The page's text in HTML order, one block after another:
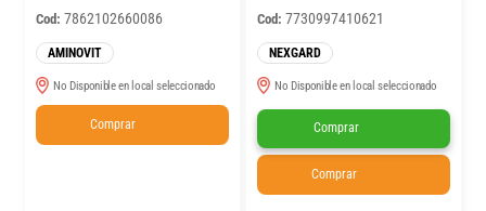
Cod: 7862102660086
AMINOVIT
No Disponible en local seleccionado
Comprar
Cod: 7730997410621
NEXGARD
No Disponible en local seleccionado
Comprar
Comprar